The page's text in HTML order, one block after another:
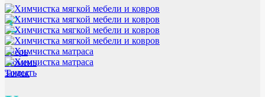
Т
Тверь
Тюмень
Томск
закрыть